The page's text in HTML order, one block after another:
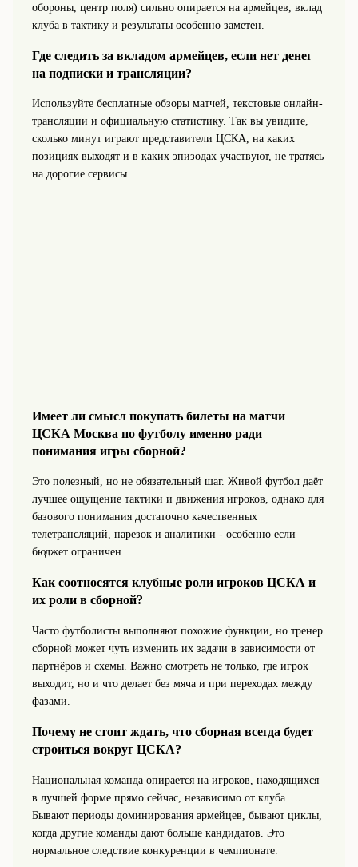
обороны, центр поля) сильно опирается на армейцев, вклад
клуба в тактику и результаты особенно заметен.
Где следить за вкладом армейцев, если нет денег
на подписки и трансляции?
Используйте бесплатные обзоры матчей, текстовые онлайн-
трансляции и официальную статистику. Так вы увидите,
сколько минут играют представители ЦСКА, на каких
позициях выходят и в каких эпизодах участвуют, не тратясь
на дорогие сервисы.
Имеет ли смысл покупать билеты на матчи
ЦСКА Москва по футболу именно ради
понимания игры сборной?
Это полезный, но не обязательный шаг. Живой футбол даёт
лучшее ощущение тактики и движения игроков, однако для
базового понимания достаточно качественных
телетрансляций, нарезок и аналитики - особенно если
бюджет ограничен.
Как соотносятся клубные роли игроков ЦСКА и
их роли в сборной?
Часто футболисты выполняют похожие функции, но тренер
сборной может чуть изменить их задачи в зависимости от
партнёров и схемы. Важно смотреть не только, где игрок
выходит, но и что делает без мяча и при переходах между
фазами.
Почему не стоит ждать, что сборная всегда будет
строиться вокруг ЦСКА?
Национальная команда опирается на игроков, находящихся
в лучшей форме прямо сейчас, независимо от клуба.
Бывают периоды доминирования армейцев, бывают циклы,
когда другие команды дают больше кандидатов. Это
нормальное следствие конкуренции в чемпионате.